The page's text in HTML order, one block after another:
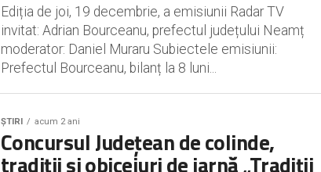
Ediția de joi, 19 decembrie, a emisiunii Radar TV
invitat: Adrian Bourceanu, prefectul județului Neamț
moderator: Daniel Muraru Subiectele emisiunii:
Prefectul Bourceanu, bilanț la 8 luni...
ȘTIRI acum 2 ani
Concursul Județean de colinde,
tradiții și obiceiuri de iarnă „Tradiții